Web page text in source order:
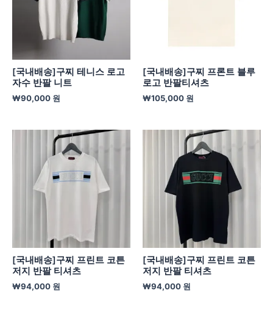
[국내배송]구찌 테니스 로고
자수 반팔 니트
₩90,000 원
[국내배송]구찌 프론트 블루
로고 반팔티셔츠
₩105,000 원
[국내배송]구찌 프린트 코튼
저지 반팔 티셔츠
₩94,000 원
[국내배송]구찌 프린트 코튼
저지 반팔 티셔츠
₩94,000 원